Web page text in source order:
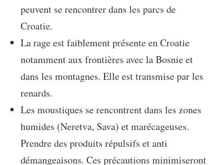
peuvent se rencontrer dans les parcs de
Croatie.
La rage est faiblement présente en Croatie
notamment aux frontières avec la Bosnie et
dans les montagnes. Elle est transmise par les
renards.
Les moustiques se rencontrent dans les zones
humides (Neretva, Sava) et marécageuses.
Prendre des produits répulsifs et anti
démangeaisons. Ces précautions minimiseront